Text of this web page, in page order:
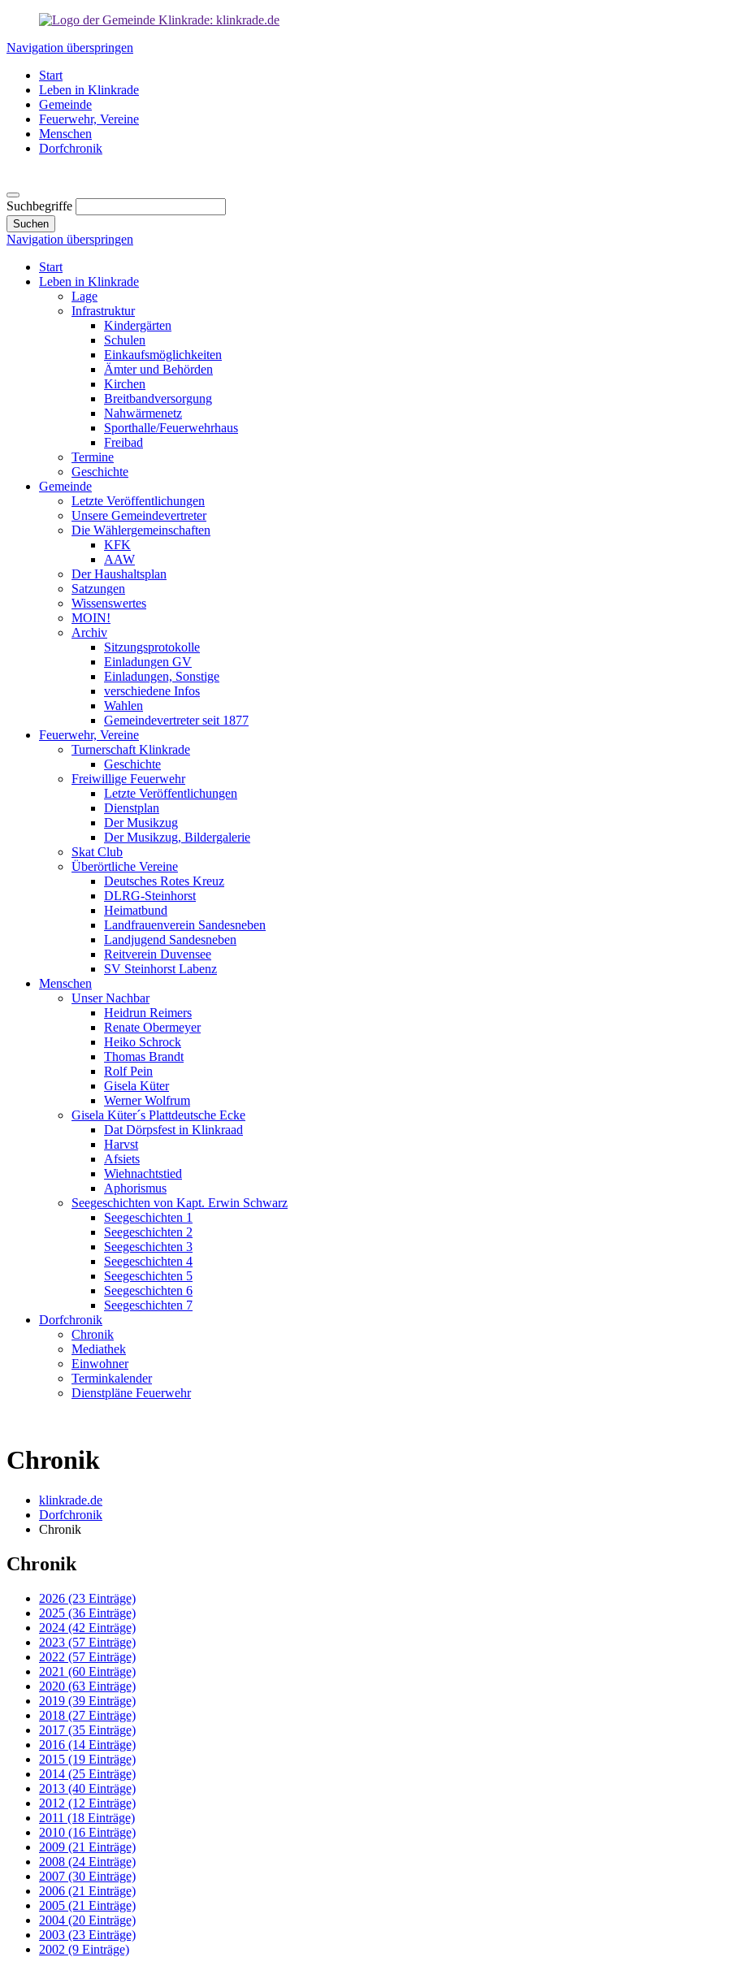
Navigation überspringen
Start
Leben in Klinkrade
Gemeinde
Feuerwehr, Vereine
Menschen
Dorfchronik
Suchbegriffe
Suchen
Navigation überspringen
Start
Leben in Klinkrade
Lage
Infrastruktur
Kindergärten
Schulen
Einkaufsmöglichkeiten
Ämter und Behörden
Kirchen
Breitbandversorgung
Nahwärmenetz
Sporthalle/Feuerwehrhaus
Freibad
Termine
Geschichte
Gemeinde
Letzte Veröffentlichungen
Unsere Gemeindevertreter
Die Wählergemeinschaften
KFK
AAW
Der Haushaltsplan
Satzungen
Wissenswertes
MOIN!
Archiv
Sitzungsprotokolle
Einladungen GV
Einladungen, Sonstige
verschiedene Infos
Wahlen
Gemeindevertreter seit 1877
Feuerwehr, Vereine
Turnerschaft Klinkrade
Geschichte
Freiwillige Feuerwehr
Letzte Veröffentlichungen
Dienstplan
Der Musikzug
Der Musikzug, Bildergalerie
Skat Club
Überörtliche Vereine
Deutsches Rotes Kreuz
DLRG-Steinhorst
Heimatbund
Landfrauenverein Sandesneben
Landjugend Sandesneben
Reitverein Duvensee
SV Steinhorst Labenz
Menschen
Unser Nachbar
Heidrun Reimers
Renate Obermeyer
Heiko Schrock
Thomas Brandt
Rolf Pein
Gisela Küter
Werner Wolfrum
Gisela Küter´s Plattdeutsche Ecke
Dat Dörpsfest in Klinkraad
Harvst
Afsiets
Wiehnachtstied
Aphorismus
Seegeschichten von Kapt. Erwin Schwarz
Seegeschichten 1
Seegeschichten 2
Seegeschichten 3
Seegeschichten 4
Seegeschichten 5
Seegeschichten 6
Seegeschichten 7
Dorfchronik
Chronik
Mediathek
Einwohner
Terminkalender
Dienstpläne Feuerwehr
Chronik
klinkrade.de
Dorfchronik
Chronik
Chronik
2026 (23 Einträge)
2025 (36 Einträge)
2024 (42 Einträge)
2023 (57 Einträge)
2022 (57 Einträge)
2021 (60 Einträge)
2020 (63 Einträge)
2019 (39 Einträge)
2018 (27 Einträge)
2017 (35 Einträge)
2016 (14 Einträge)
2015 (19 Einträge)
2014 (25 Einträge)
2013 (40 Einträge)
2012 (12 Einträge)
2011 (18 Einträge)
2010 (16 Einträge)
2009 (21 Einträge)
2008 (24 Einträge)
2007 (30 Einträge)
2006 (21 Einträge)
2005 (21 Einträge)
2004 (20 Einträge)
2003 (23 Einträge)
2002 (9 Einträge)